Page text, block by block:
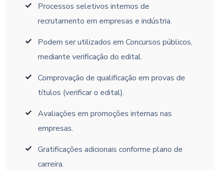
Processos seletivos internos de
recrutamento em empresas e indústria.
Podem ser utilizados em Concursos públicos,
mediante verificação do edital.
Comprovação de qualificação em provas de
títulos (verificar o edital).
Avaliações em promoções internas nas
empresas.
Gratificações adicionais conforme plano de
carreira.